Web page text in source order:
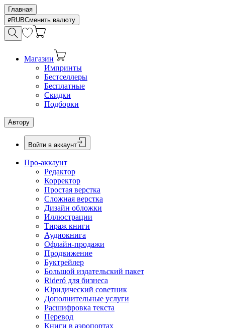
Главная
RUBСменить валюту
Магазин
Импринты
Бестселлеры
Бесплатные
Скидки
Подборки
Автору
Войти в аккаунт
Про-аккаунт
Редактор
Корректор
Простая верстка
Сложная верстка
Дизайн обложки
Иллюстрации
Тираж книги
Аудиокнига
Офлайн-продажи
Продвижение
Буктрейлер
Большой издательский пакет
Rideró для бизнеса
Юридический советник
Дополнительные услуги
Расшифровка текста
Перевод
Книги в аэропортах